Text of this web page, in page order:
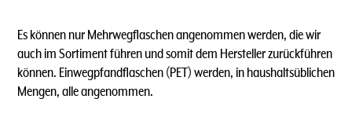
Es können nur Mehrwegflaschen angenommen werden, die wir
auch im Sortiment führen und somit dem Hersteller zurückführen
können. Einwegpfandflaschen (PET) werden, in haushaltsüblichen
Mengen, alle angenommen.